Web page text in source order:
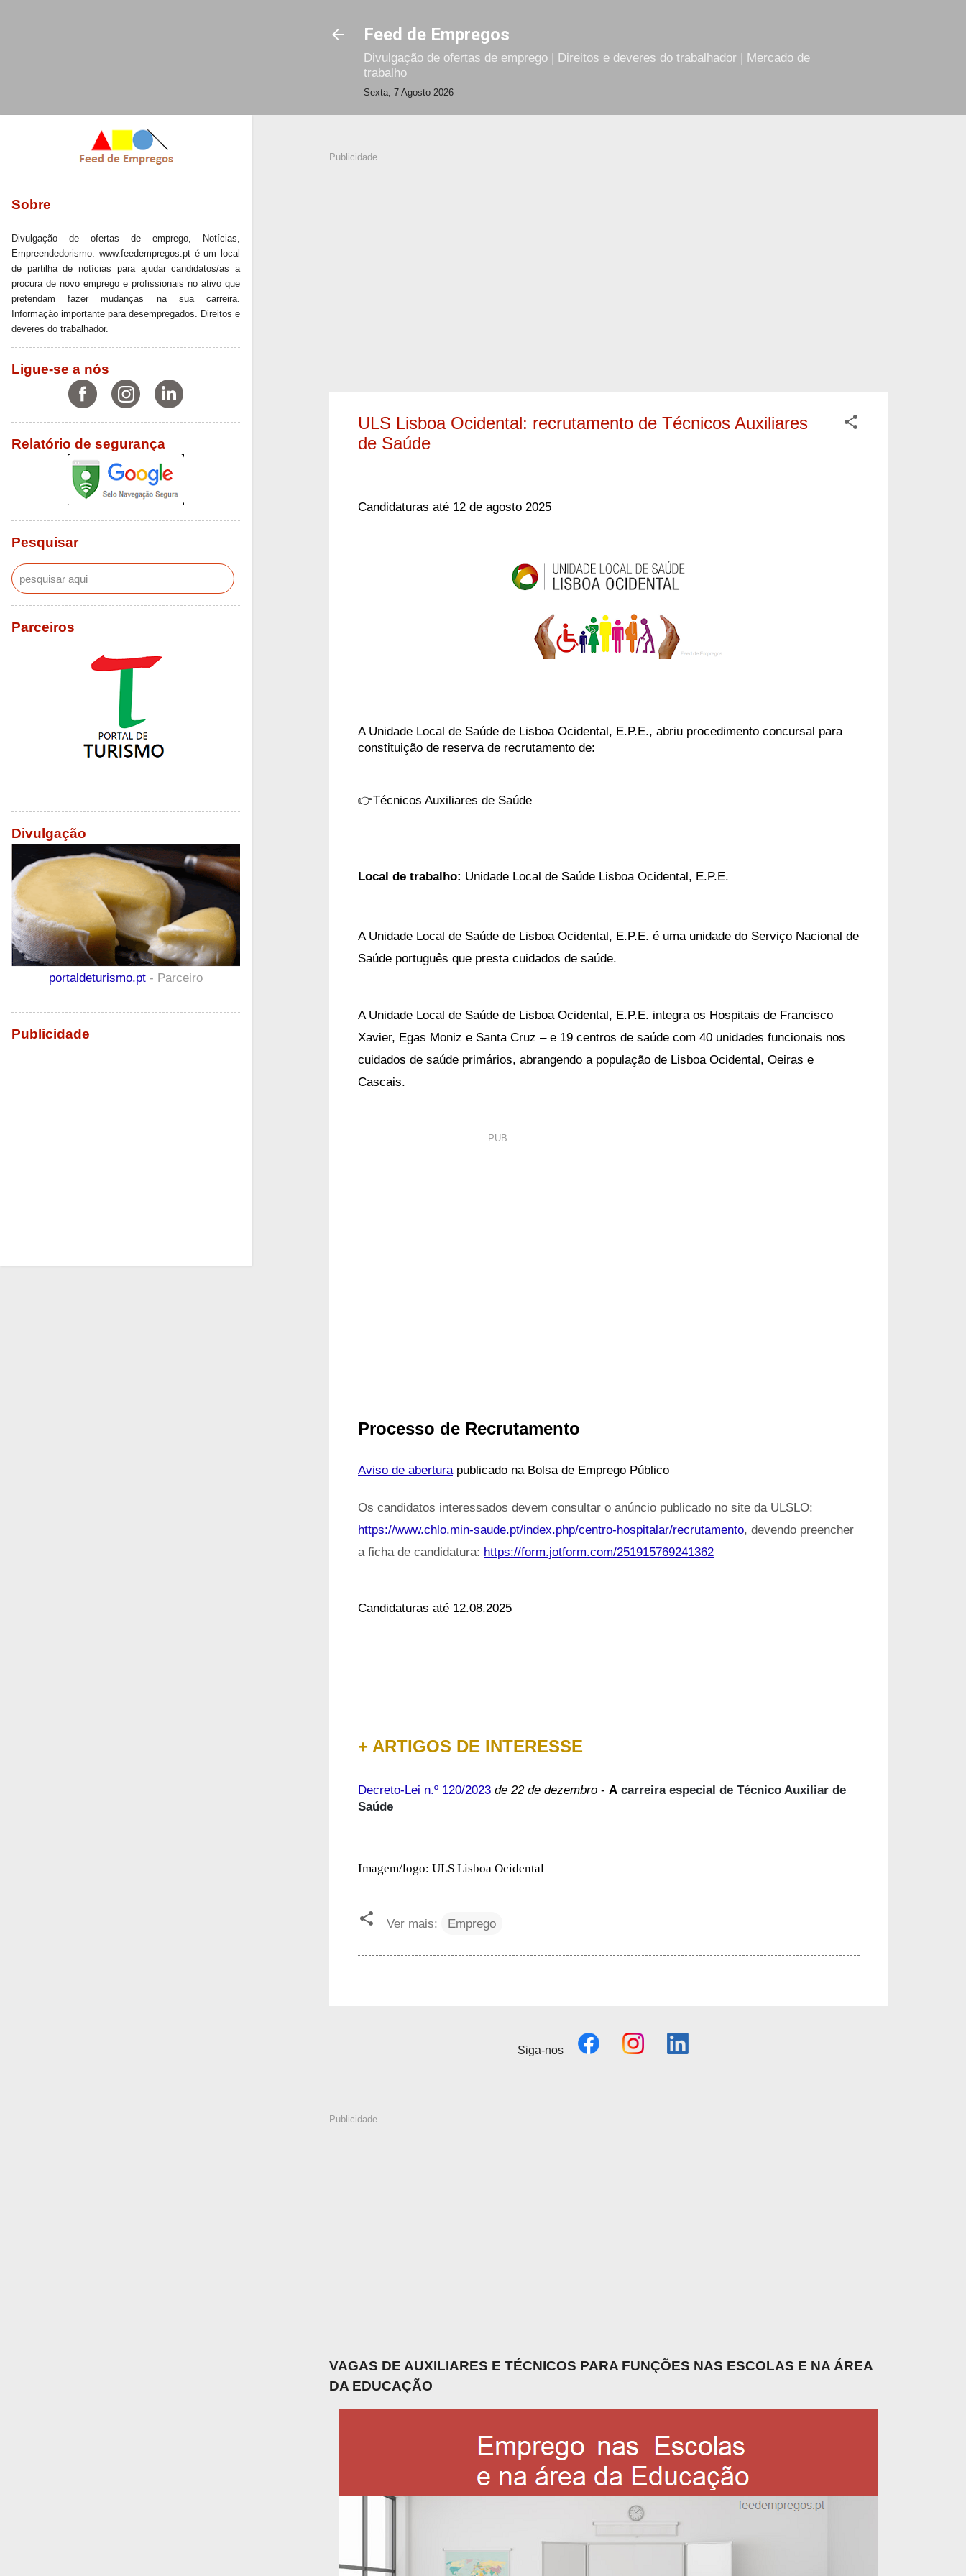
Feed de Empregos
Divulgação de ofertas de emprego | Direitos e deveres do trabalhador | Mercado de
trabalho
Sexta, 7 Agosto 2026
Publicidade
ULS Lisboa Ocidental: recrutamento de Técnicos Auxiliares
de Saúde
Candidaturas até 12 de agosto 2025
A Unidade Local de Saúde de Lisboa Ocidental, E.P.E., abriu procedimento concursal para
constituição de reserva de recrutamento de:
👉Técnicos Auxiliares de Saúde
Local de trabalho: Unidade Local de Saúde Lisboa Ocidental, E.P.E.
A Unidade Local de Saúde de Lisboa Ocidental, E.P.E. é uma unidade do Serviço Nacional de
Saúde português que presta cuidados de saúde.
A Unidade Local de Saúde de Lisboa Ocidental, E.P.E. integra os Hospitais de Francisco
Xavier, Egas Moniz e Santa Cruz – e 19 centros de saúde com 40 unidades funcionais nos
cuidados de saúde primários, abrangendo a população de Lisboa Ocidental, Oeiras e
Cascais.
PUB
Processo de Recrutamento
Aviso de abertura publicado na Bolsa de Emprego Público
Os candidatos interessados devem consultar o anúncio publicado no site da ULSLO:
https://www.chlo.min-saude.pt/index.php/centro-hospitalar/recrutamento, devendo preencher
a ficha de candidatura: https://form.jotform.com/251915769241362
Candidaturas até 12.08.2025
+ ARTIGOS DE INTERESSE
Decreto-Lei n.º 120/2023 de 22 de dezembro - A carreira especial de Técnico Auxiliar de
Saúde
Imagem/logo: ULS Lisboa Ocidental
Ver mais: Emprego
Siga-nos
Publicidade
VAGAS DE AUXILIARES E TÉCNICOS PARA FUNÇÕES NAS ESCOLAS E NA ÁREA
DA EDUCAÇÃO
Sobre
Divulgação de ofertas de emprego, Notícias,
Empreendedorismo. www.feedempregos.pt é um local
de partilha de notícias para ajudar candidatos/as a
procura de novo emprego e profissionais no ativo que
pretendam fazer mudanças na sua carreira.
Informação importante para desempregados. Direitos e
deveres do trabalhador.
Ligue-se a nós
Relatório de segurança
Pesquisar
Parceiros
Divulgação
portaldeturismo.pt - Parceiro
Publicidade